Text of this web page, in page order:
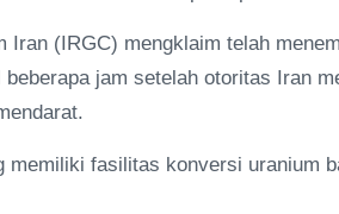
(IRGC) mengklaim telah
jam setelah otoritas Iran
fasilitas konversi uranium